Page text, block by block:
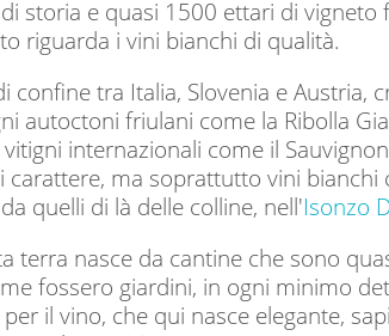
storia e quasi 1500 ettari di
riguarda i vini bianchi di qualità.
confine tra Italia, Slovenia e Austria,
autoctoni friulani come la Ribolla
internazionali come il
carattere, ma soprattutto vini
quelli di là delle colline, nell'Isonzo
terra nasce da cantine che sono
fossero giardini, in ogni minimo
il vino, che qui nasce elegante,